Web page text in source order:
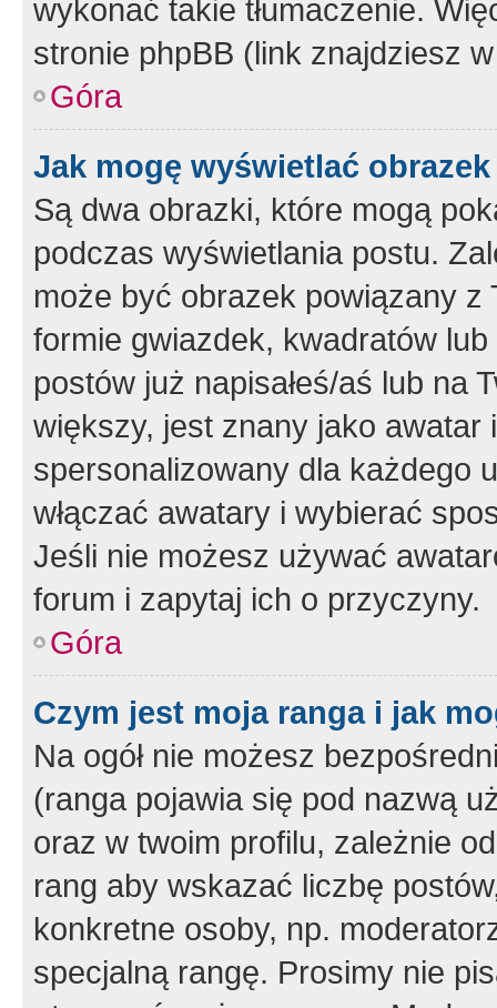
wykonać takie tłumaczenie.
stronie phpBB (link znajdziesz
Góra
Jak mogę wyświetlać
Są dwa obrazki, które mogą
podczas wyświetlania postu.
może być obrazek powiązany z
formie gwiazdek, kwadratów
postów już napisałeś/aś lub na
większy, jest znany jako
spersonalizowany dla każdego
włączać awatary i wybierać
Jeśli nie możesz używać
forum i zapytaj ich o przyczyny.
Góra
Czym jest moja ranga i jak
Na ogół nie możesz
(ranga pojawia się pod nazwą
oraz w twoim profilu, zależnie
rang aby wskazać liczbę
konkretne osoby, np.
specjalną rangę. Prosimy nie